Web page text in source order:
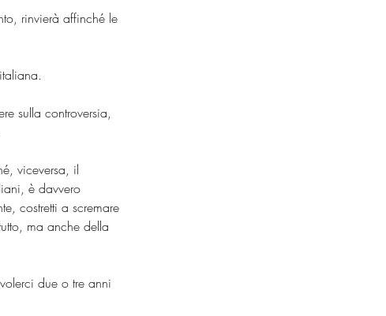
rinvierà affinché le
sulla controversia,
viceversa, il
è davvero
costretti a scremare
ma anche della
due o tre anni